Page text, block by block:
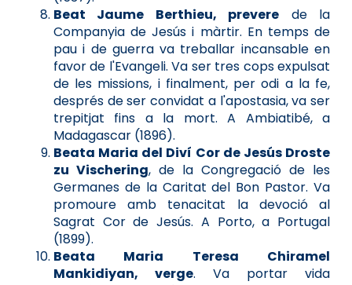
Beat Jaume Berthieu, prevere de la
Companyia de Jesús i màrtir. En temps de
pau i de guerra va treballar incansable en
favor de l'Evangeli. Va ser tres cops expulsat
de les missions, i finalment, per odi a la fe,
després de ser convidat a l'apostasia, va ser
trepitjat fins a la mort. A Ambiatibé, a
Madagascar (1896).
Beata Maria del Diví Cor de Jesús Droste
zu Vischering, de la Congregació de les
Germanes de la Caritat del Bon Pastor. Va
promoure amb tenacitat la devoció al
Sagrat Cor de Jesús. A Porto, a Portugal
(1899).
Beata Maria Teresa Chiramel
Mankidiyan, verge. Va portar vida